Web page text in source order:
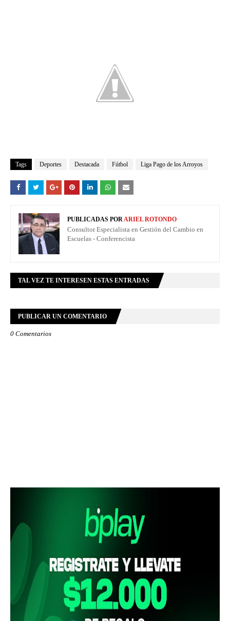
Tags Deportes Destacada Fútbol Liga Pago de los Arroyos
PUBLICADAS PORARIEL ROTONDO
Consultor Especialista en Gestión del Cambio en
Escuelas - Conferencista
TAL VEZ TE INTERESEN ESTAS ENTRADAS
PUBLICAR UN COMENTARIO
0 Comentarios